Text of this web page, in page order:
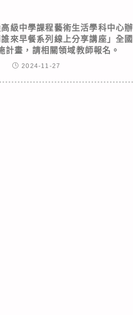
級中學課程藝術生活學科中心辦
來早餐系列線上分享講座」全國
計畫，請相關領域教師報名。
2024-11-27